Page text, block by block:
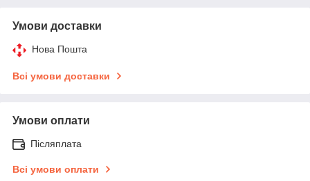
Умови доставки
Нова Пошта
Всі умови доставки
Умови оплати
Післяплата
Всі умови оплати